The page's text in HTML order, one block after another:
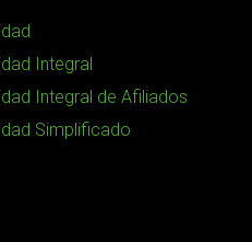
Integral
Integral de Afiliados
Simplificado